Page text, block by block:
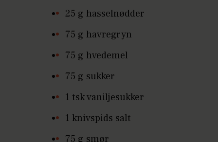
25 g hasselnødder
75 g havregryn
75 g hvedemel
75 g sukker
1 tsk vaniljesukker
1 knivspids salt
75 g smør